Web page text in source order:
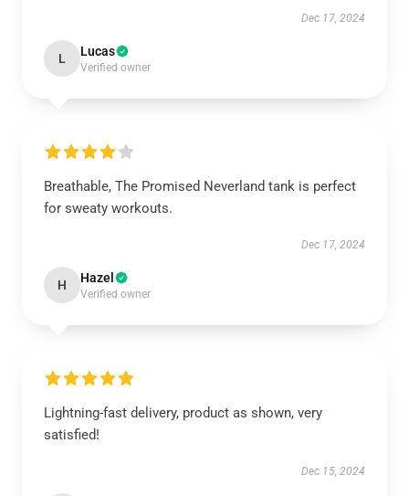
Dec 17, 2024
L Lucas
Verified owner
Breathable, The Promised Neverland tank is perfect
for sweaty workouts.
Dec 17, 2024
H Hazel
Verified owner
Lightning-fast delivery, product as shown, very
satisfied!
Dec 15, 2024